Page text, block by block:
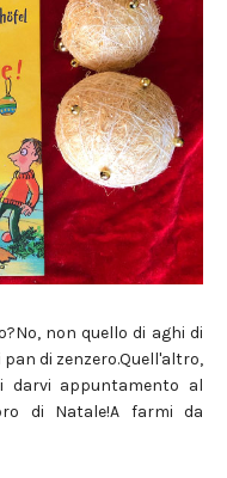
non quello di aghi di
di zenzero.Quell'altro,
darvi appuntamento al
di Natale!A farmi da